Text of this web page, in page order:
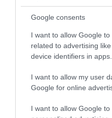
Google consents
I want to allow Google
related to advertising
device identifiers in apps.
I want to allow my user
Google for online
I want to allow Google to